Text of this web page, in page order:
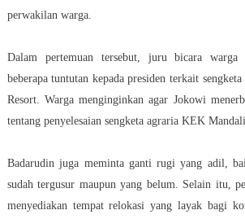
perwakilan warga.
Dalam pertemuan tersebut, juru bicara warga
beberapa tuntutan kepada presiden terkait
Resort. Warga menginginkan agar Jokowi
tentang penyelesaian sengketa agraria KEK
Badarudin juga meminta ganti rugi yang adil,
sudah tergusur maupun yang belum. Selain itu,
menyediakan tempat relokasi yang layak bagi